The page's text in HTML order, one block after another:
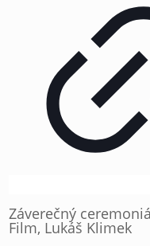
Záverečný
Film, Lukáš Klimek